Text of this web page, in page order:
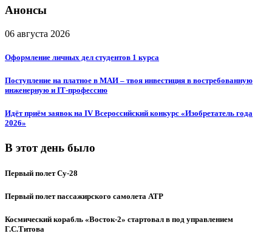
Анонсы
06 августа 2026
Оформление личных дел студентов 1 курса
Поступление на платное в МАИ – твоя инвестиция в востребованную
инженерную и IT‑профессию
Идёт приём заявок на IV Всероссийский конкурс «Изобретатель года
2026»
В этот день было
Первый полет Су-28
Первый полет пассажирского самолета ATP
Космический корабль «Восток-2» стартовал в под управлением
Г.С.Титова